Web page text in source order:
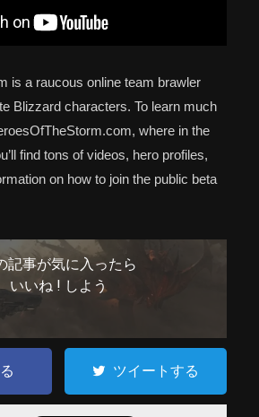
is a raucous online team brawler
Blizzard characters. To learn much
where in the
find tons of videos, hero profiles,
on how to join the public beta
記事が気に入ったら
いいね ! しよう
ツイートする